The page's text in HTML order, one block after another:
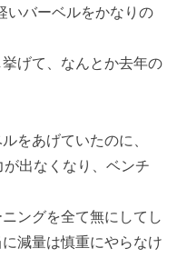
いバーベルをかなりの
げて、なんとか去年の
をあげていたのに、
出なくなり、ベンチ
ングを全て無にしてし
減量は慎重にやらなけ